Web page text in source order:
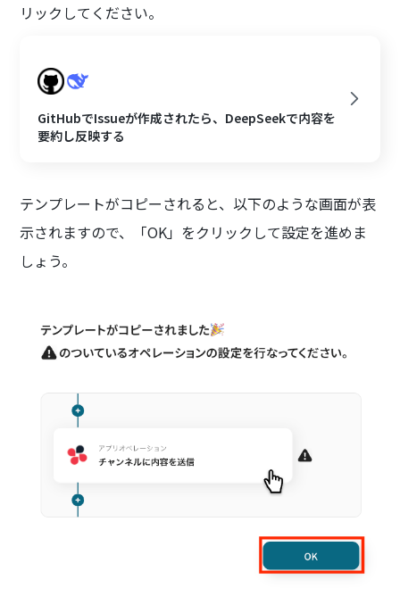
リックしてください。
GitHubでIssueが作成されたら、DeepSeekで内容を
要約し反映する
テンプレートがコピーされると、以下のような画面が表
示されますので、「OK」をクリックして設定を進めま
しょう。